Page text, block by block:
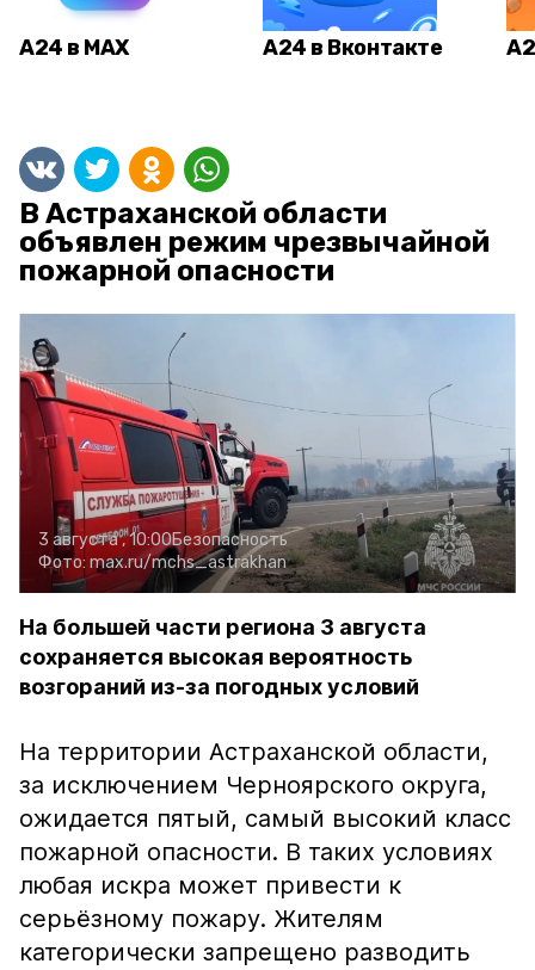
А24 в MAX А24 в Вконтакте
В Астраханской области
объявлен режим чрезвычайной
пожарной опасности
3 августа , 10:00Безопасность
Фото: max.ru/mchs_astrakhan
На большей части региона 3 августа
сохраняется высокая вероятность
возгораний из-за погодных условий
На территории Астраханской области,
за исключением Черноярского округа,
ожидается пятый, самый высокий класс
пожарной опасности. В таких условиях
любая искра может привести к
серьёзному пожару. Жителям
категорически запрещено разводить